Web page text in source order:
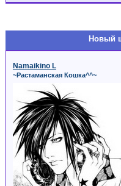
Новый
Namaikino L
~Растаманская Кошка^^~